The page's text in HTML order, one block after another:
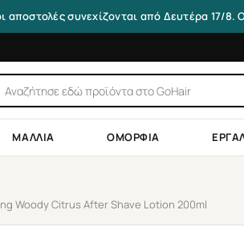
αποστολές συνεχίζονται από Δευτέρα 17/8.
ΜΑΛΛΙΆ ΟΜΟΡΦΙΆ
Woody Citrus After Shave Lotion 200ml